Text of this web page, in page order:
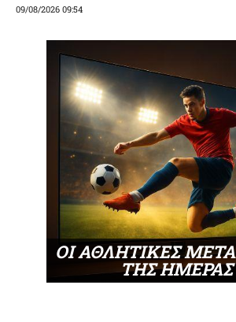
09/08/2026 09:54
ΟΙ ΑΘΛΗΤΙΚΕΣ
ΤΗΣ ΗΜΕΡΑΣ